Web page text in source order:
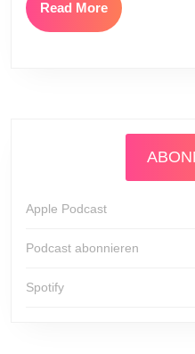
Read MoreRead
More
Apple Podcast
Podcast abonnieren
Spotify